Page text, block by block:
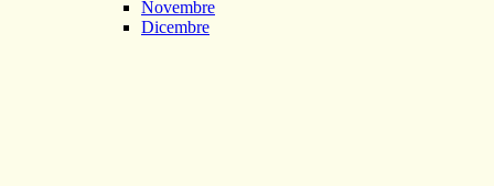
Novembre
Dicembre